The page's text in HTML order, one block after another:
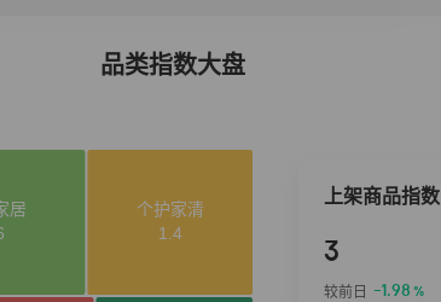
品类指数大盘
上架商品指数
3
较前日 -1.98 %